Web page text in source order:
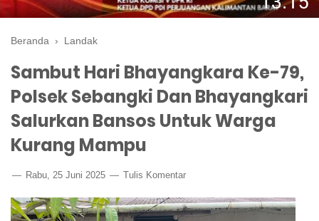
Beranda › Landak
Sambut Hari Bhayangkara Ke-79,
Polsek Sebangki Dan Bhayangkari
Salurkan Bansos Untuk Warga
Kurang Mampu
Rabu, 25 Juni 2025 Tulis Komentar